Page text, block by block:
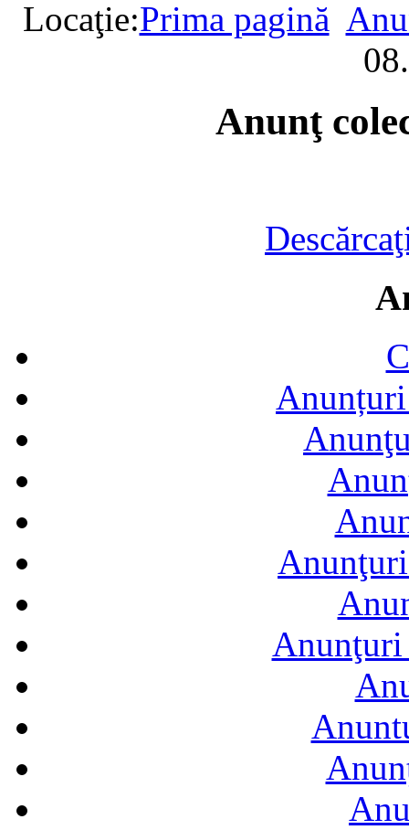
Locaţie:Prima pagină
Anunţ